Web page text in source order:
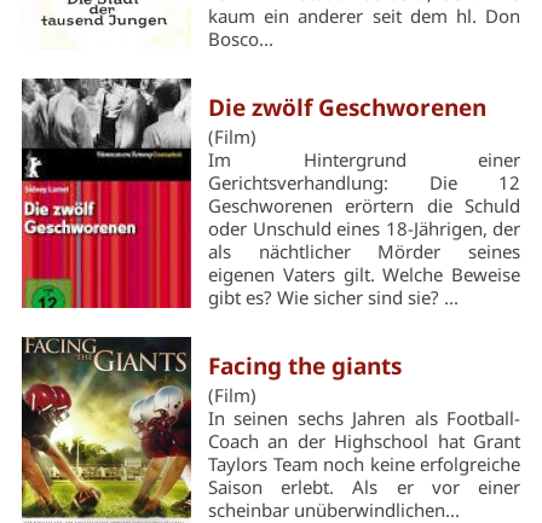
kaum ein anderer seit dem hl. Don
Bosco...
Die zwölf Geschworenen
(Film)
Im Hintergrund einer
Gerichtsverhandlung: Die 12
Geschworenen erörtern die Schuld
oder Unschuld eines 18-Jährigen, der
als nächtlicher Mörder seines
eigenen Vaters gilt. Welche Beweise
gibt es? Wie sicher sind sie? ...
Facing the giants
(Film)
In seinen sechs Jahren als Football-
Coach an der Highschool hat Grant
Taylors Team noch keine erfolg­reiche
Saison erlebt. Als er vor einer
scheinbar unüberwindlichen...